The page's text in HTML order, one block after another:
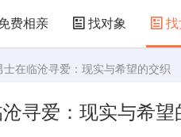
费相亲 找对象 找
在临沧寻爱：现实与希望的交织
寻爱：现实与希望